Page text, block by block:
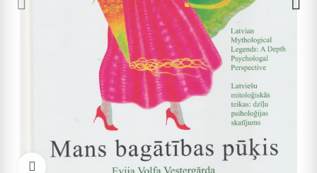
Click to enlarge